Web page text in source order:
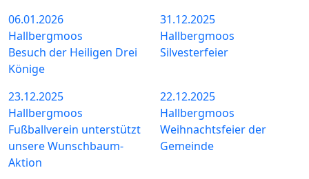
06.01.2026
Hallbergmoos
Besuch der Heiligen Drei
Könige
31.12.2025
Hallbergmoos
Silvesterfeier
23.12.2025
Hallbergmoos
Fußballverein unterstützt
unsere Wunschbaum-
Aktion
22.12.2025
Hallbergmoos
Weihnachtsfeier der
Gemeinde